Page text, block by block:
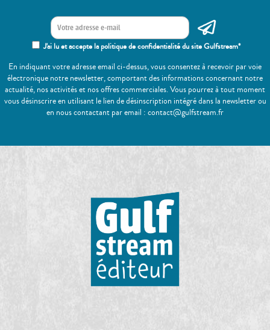
J'ai lu et accepte la politique de confidentialité du site Gulfstream*
En indiquant votre adresse email ci-dessus, vous consentez à recevoir par voie
électronique notre newsletter, comportant des informations concernant notre
actualité, nos activités et nos offres commerciales. Vous pourrez à tout moment
vous désinscrire en utilisant le lien de désinscription intégré dans la newsletter ou
en nous contactant par email : contact@gulfstream.fr